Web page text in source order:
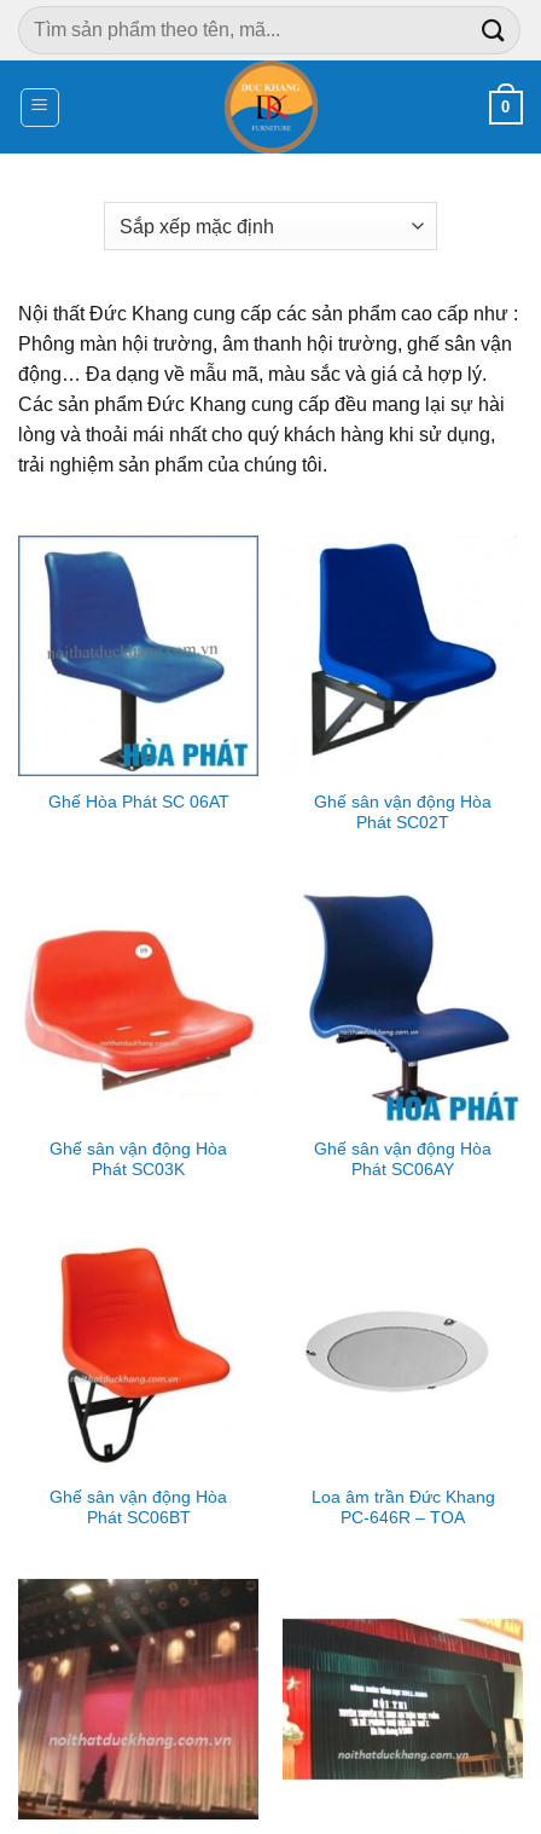
Chuyển
đến
dung
Tìm
kiếm:
0
Nội thất Đức Khang cung cấp các sản phẩm cao cấp như :
Phông màn hội trường, âm thanh hội trường, ghế sân vận
động… Đa dạng về mẫu mã, màu sắc và giá cả hợp lý.
Các sản phẩm Đức Khang cung cấp đều mang lại sự hài
lòng và thoải mái nhất cho quý khách hàng khi sử dụng,
trải nghiệm sản phẩm của chúng tôi.
Ghế Hòa Phát SC 06AT
Ghế sân vận động Hòa
Phát SC02T
Ghế sân vận động Hòa
Phát SC03K
Ghế sân vận động Hòa
Phát SC06AY
Ghế sân vận động Hòa
Phát SC06BT
Loa âm trần Đức Khang
PC-646R – TOA